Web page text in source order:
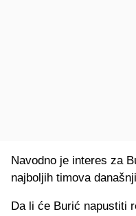
Navodno je interes za
najboljih timova
Da li će Burić napustiti